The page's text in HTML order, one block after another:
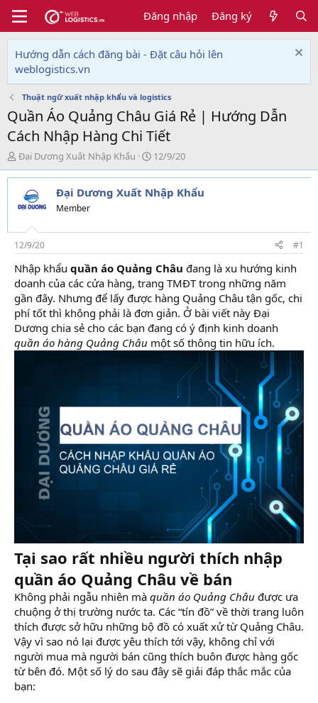
Đăng nhập Đăng ký
Hướng dẫn cách đăng bài - Đặt câu hỏi lên
weblogistics.vn
Thuật ngữ xuất nhập khẩu và logistics
Quần Áo Quảng Châu Giá Rẻ | Hướng Dẫn
Cách Nhập Hàng Chi Tiết
T
h
r
a
s
t
a
r
t
e
r
Đại Dương Xuất Nhập Khẩu
N
g
à
y
i
12/9/20
Đại Dương Xuất Nhập Khẩu
Member
12/9/20 #1
Nhập khẩu quần áo Quảng Châu đang là xu hướng kinh
doanh của các cửa hàng, trang TMĐT trong những năm
gần đây. Nhưng để lấy được hàng Quảng Châu tận gốc, chi
phí tốt thì không phải là đơn giản. Ở bài viết này Đại
Dương chia sẻ cho các bạn đang có ý định kinh doanh
quần áo hàng Quảng Châu một số thông tin hữu ích.
Tại sao rất nhiều người thích nhập
quần áo Quảng Châu về bán
Không phải ngẫu nhiên mà quần áo Quảng Châu được ưa
chuộng ở thị trường nước ta. Các “tín đồ” về thời trang luôn
thích được sở hữu những bộ đồ có xuất xử từ Quảng Châu.
Vậy vì sao nó lại được yêu thích tới vậy, không chỉ với
người mua mà người bán cũng thích buôn được hàng gốc
từ bên đó. Một số lý do sau đây sẽ giải đáp thắc mắc của
bạn: